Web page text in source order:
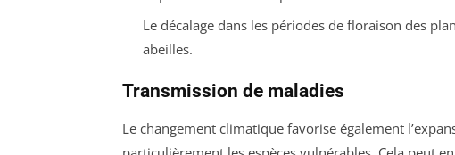
Le décalage dans les périodes de floraison des
abeilles.
Transmission de maladies
Le changement climatique favorise également